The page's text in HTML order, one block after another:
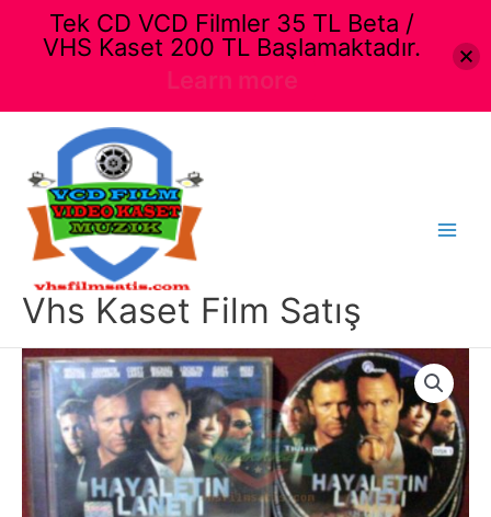
Vhs Kaset Film Satış
Tek CD VCD Filmler 35 TL Beta /
VHS Kaset 200 TL Başlamaktadır.
Learn more